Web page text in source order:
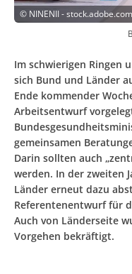
© NINENII - stock.adobe.com
Im schwierigen Ringen
sich Bund und Länder
Ende kommender
Arbeitsentwurf
gemeinsamen
Darin sollten auch
werden. In der zweiten
Länder erneut dazu
Referentenentwurf für
Auch von Länderseite
Vorgehen bekräftigt.